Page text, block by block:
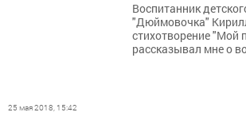
Воспитанник
"Дюймовочка"
стихотворение "Мой
рассказывал мне о
25 мая 2018, 15:42